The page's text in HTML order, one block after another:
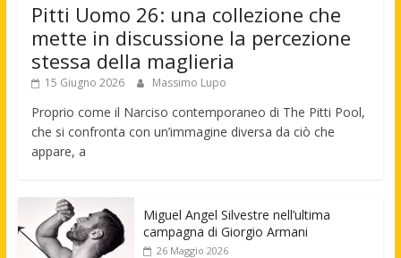
Pitti Uomo 26: una collezione che
mette in discussione la percezione
stessa della maglieria
15 Giugno 2026 Massimo Lupo
Proprio come il Narciso contemporaneo di The Pitti Pool,
che si confronta con un’immagine diversa da ciò che
appare, a
Miguel Angel Silvestre nell’ultima
campagna di Giorgio Armani
26 Maggio 2026